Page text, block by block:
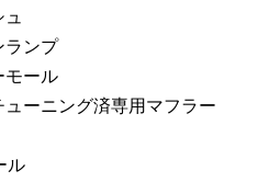
ランプ
モール
ューニング済専用マフラー
ル